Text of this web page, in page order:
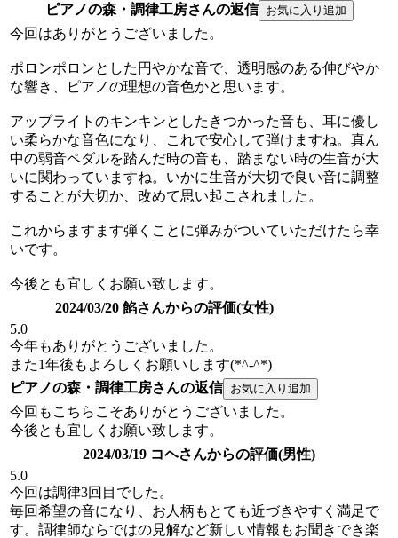
ピアノの森・調律工房さんの返信
今回はありがとうございました。
ポロンポロンとした円やかな音で、透明感のある伸びやか
な響き、ピアノの理想の音色かと思います。
アップライトのキンキンとしたきつかった音も、耳に優し
い柔らかな音色になり、これで安心して弾けますね。真ん
中の弱音ペダルを踏んだ時の音も、踏まない時の生音が大
いに関わっていますね。いかに生音が大切で良い音に調整
することが大切か、改めて思い起こされました。
これからますます弾くことに弾みがついていただけたら幸
いです。
今後とも宜しくお願い致します。
2024/03/20 餡さんからの評価(女性)
5.0
今年もありがとうございました。
また1年後もよろしくお願いします(*^-^*)
ピアノの森・調律工房さんの返信
今回もこちらこそありがとうございました。
今後とも宜しくお願い致します。
2024/03/19 コヘさんからの評価(男性)
5.0
今回は調律3回目でした。
毎回希望の音になり、お人柄もとても近づきやすく満足で
す。調律師ならではの見解など新しい情報もお聞きでき楽